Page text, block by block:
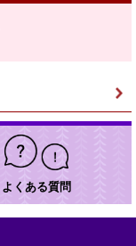
よくある質問